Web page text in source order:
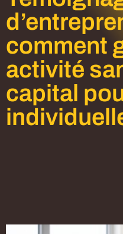
comment
activité
capital